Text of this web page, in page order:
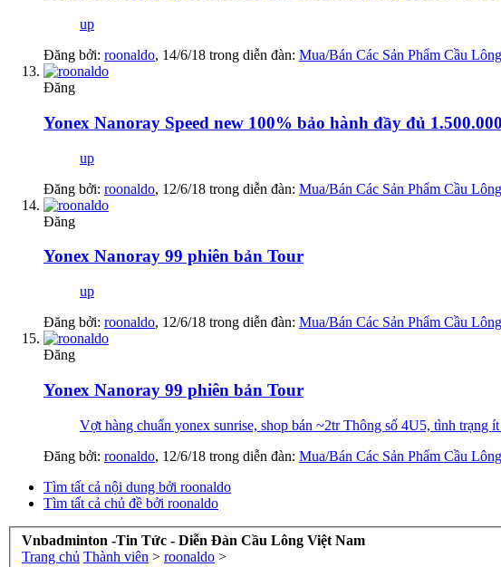
up
Đăng bởi: roonaldo, 14/6/18 trong diễn đàn: Mua/Bán Các Sản Phẩm Cầu Lông
Đăng
Yonex Nanoray Speed new 100% bảo hành đầy đủ 1.500.000
up
Đăng bởi: roonaldo, 12/6/18 trong diễn đàn: Mua/Bán Các Sản Phẩm Cầu Lông
Đăng
Yonex Nanoray 99 phiên bản Tour
up
Đăng bởi: roonaldo, 12/6/18 trong diễn đàn: Mua/Bán Các Sản Phẩm Cầu Lông
Đăng
Yonex Nanoray 99 phiên bản Tour
Vợt hàng chuẩn yonex sunrise, shop bán ~2tr Thông số 4U5, tình trạng
Đăng bởi: roonaldo, 12/6/18 trong diễn đàn: Mua/Bán Các Sản Phẩm Cầu Lông
Tìm tất cả nội dung bởi roonaldo
Tìm tất cả chủ đề bởi roonaldo
Vnbadminton -Tin Tức - Diễn Đàn Cầu Lông Việt Nam
Trang chủ Thành viên > roonaldo >